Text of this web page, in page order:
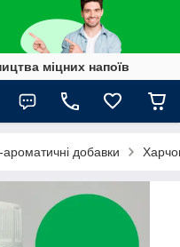
міцних напоїв
добавки